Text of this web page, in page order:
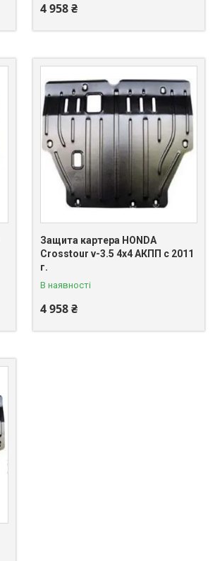
4 958 ₴
Защита картера HONDA
Crosstour v-3.5 4x4 АКПП c 2011
г.
В наявності
4 958 ₴